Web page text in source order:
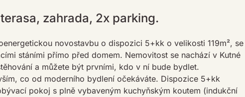
zahrada, 2x parking.
novostavbu o dispozici 5+kk o velikosti 119m², se
stáními přímo před domem. Nemovitost se nachází v Kutné
a můžete být prvními, kdo v ní bude bydlet.
co od moderního bydlení očekáváte. Dispozice 5+kk
pokoj s plně vybaveným kuchyňským koutem (indukční